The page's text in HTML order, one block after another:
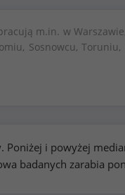
m.in. w
Sosnowcu,
i powyżej
badanych zarabia